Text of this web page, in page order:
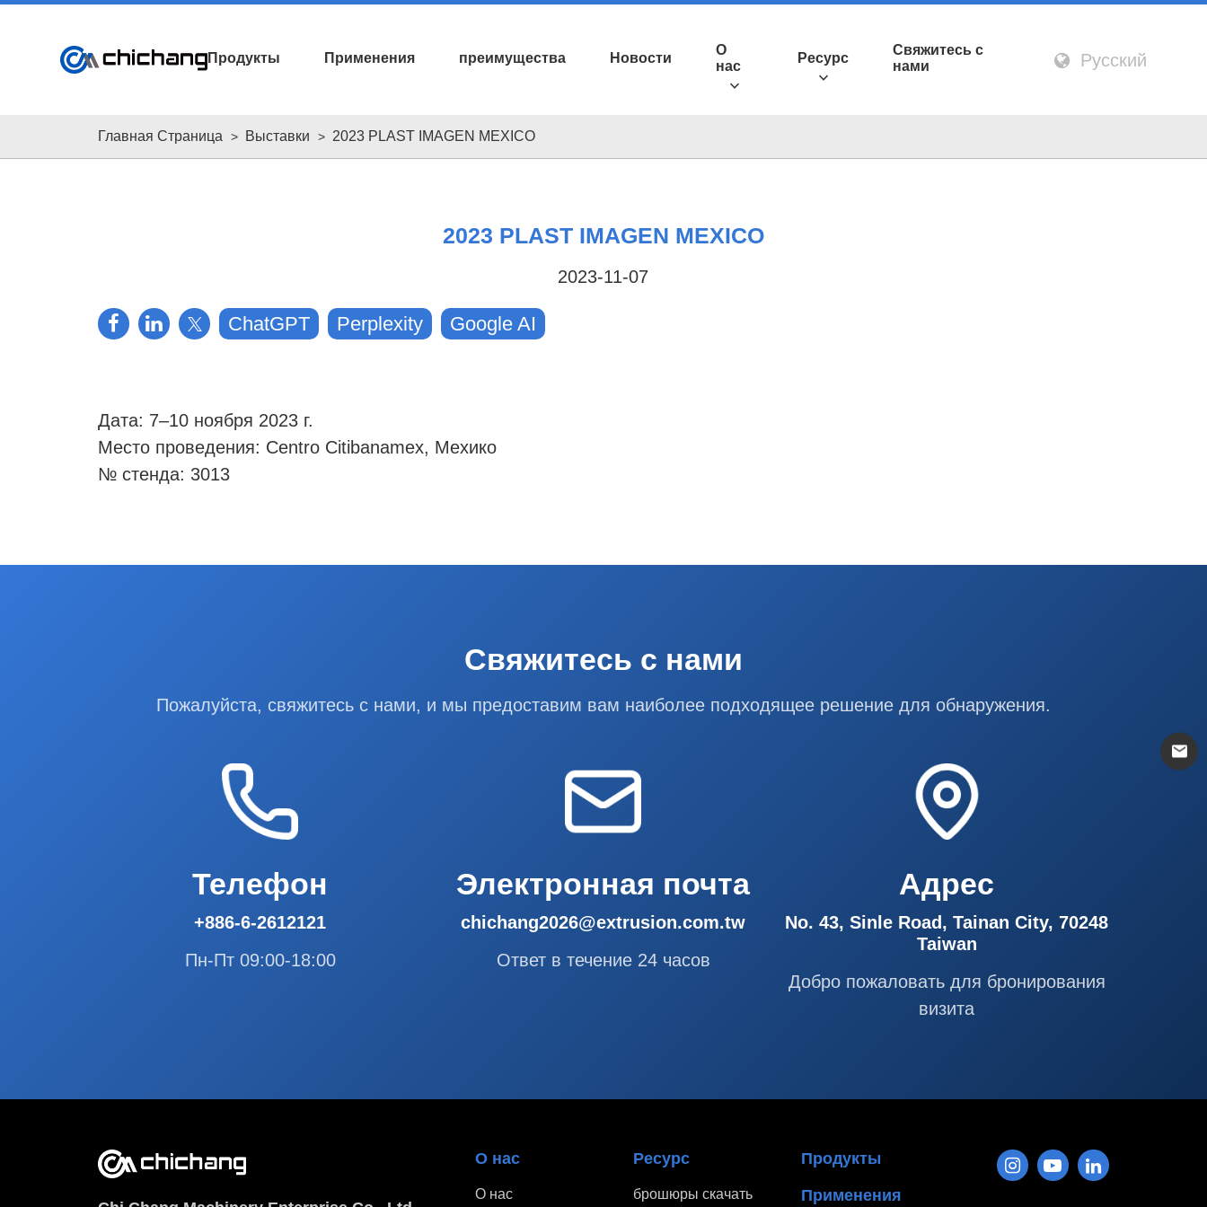
mail
Продукты Применения преимущества Новости
О
нас
Ресурс
Свяжитесь с
нами
Русский
Главная Страница Выставки 2023 PLAST IMAGEN MEXICO
2023 PLAST IMAGEN MEXICO
2023-11-07
ChatGPT Perplexity Google AI
Дата: 7–10 ноября 2023 г.
Место проведения: Centro Citibanamex, Мехико
№ стенда: 3013
Свяжитесь с нами
Пожалуйста, свяжитесь с нами, и мы предоставим вам наиболее подходящее решение для обнаружения.
Телефон
+886-6-2612121
Пн-Пт 09:00-18:00
Электронная почта
chichang2026@extrusion.com.tw
Ответ в течение 24 часов
Адрес
No. 43, Sinle Road, Tainan City, 70248
Taiwan
Добро пожаловать для бронирования
визита
О нас
О нас
Ресурс
брошюры скачать
Продукты
Применения